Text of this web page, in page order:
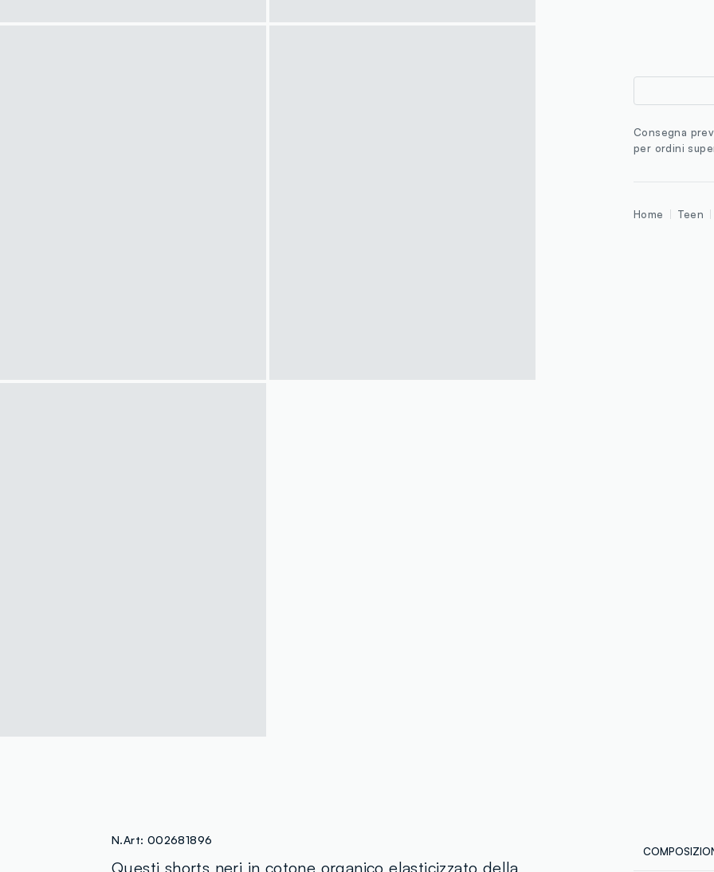
Consegna
per ordini
Home Teen
N.Art: 002681896
Questi shorts neri in cotone organico elasticizzato della